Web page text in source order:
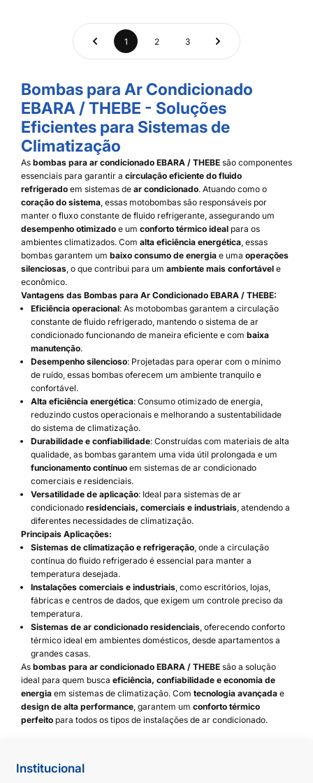
1 2 3
Bombas para Ar Condicionado
EBARA / THEBE - Soluções
Eficientes para Sistemas de
Climatização
As bombas para ar condicionado EBARA / THEBE são componentes
essenciais para garantir a circulação eficiente do fluido
refrigerado em sistemas de ar condicionado. Atuando como o
coração do sistema, essas motobombas são responsáveis por
manter o fluxo constante de fluido refrigerante, assegurando um
desempenho otimizado e um conforto térmico ideal para os
ambientes climatizados. Com alta eficiência energética, essas
bombas garantem um baixo consumo de energia e uma operações
silenciosas, o que contribui para um ambiente mais confortável e
econômico.
Vantagens das Bombas para Ar Condicionado EBARA / THEBE:
Eficiência operacional: As motobombas garantem a circulação
constante de fluido refrigerado, mantendo o sistema de ar
condicionado funcionando de maneira eficiente e combaixa
manutenção.
Desempenho silencioso: Projetadas para operar com o mínimo
de ruído, essas bombas oferecem um ambiente tranquilo e
confortável.
Alta eficiência energética: Consumo otimizado de energia,
reduzindo custos operacionais e melhorando a sustentabilidade
do sistema de climatização.
Durabilidade e confiabilidade: Construídas com materiais de alta
qualidade, as bombas garantem uma vida útil prolongada e um
funcionamento contínuo em sistemas de ar condicionado
comerciais e residenciais.
Versatilidade de aplicação: Ideal para sistemas de ar
condicionadoresidenciais, comerciais e industriais, atendendo a
diferentes necessidades de climatização.
Principais Aplicações:
Sistemas de climatização e refrigeração, onde a circulação
contínua do fluido refrigerado é essencial para manter a
temperatura desejada.
Instalações comerciais e industriais, como escritórios, lojas,
fábricas e centros de dados, que exigem um controle preciso da
temperatura.
Sistemas de ar condicionado residenciais, oferecendo conforto
térmico ideal em ambientes domésticos, desde apartamentos a
grandes casas.
As bombas para ar condicionado EBARA / THEBE são a solução
ideal para quem busca eficiência, confiabilidade e economia de
energia em sistemas de climatização. Com tecnologia avançada e
design de alta performance, garantem um conforto térmico
perfeito para todos os tipos de instalações de ar condicionado.
Institucional